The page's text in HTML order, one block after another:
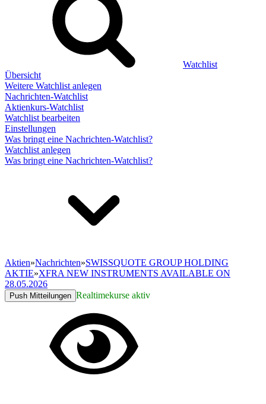
Watchlist
Übersicht
Weitere Watchlist anlegen
Nachrichten-Watchlist
Aktienkurs-Watchlist
Watchlist bearbeiten
Einstellungen
Was bringt eine Nachrichten-Watchlist?
Watchlist anlegen
Was bringt eine Nachrichten-Watchlist?
Aktien»Nachrichten»SWISSQUOTE GROUP HOLDING
AKTIE»XFRA NEW INSTRUMENTS AVAILABLE ON
28.05.2026
Push Mitteilungen Realtimekurse aktiv